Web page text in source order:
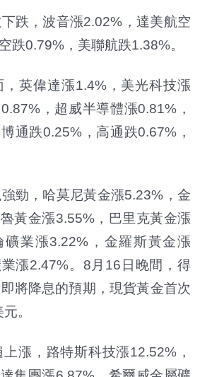
跌，波音漲2.02%，達美航空
跌0.79%，美聯航跌1.38%。
英偉達漲1.4%，美光科技漲
，超威半導體漲0.81%，
通跌0.25%，高通跌0.67%，
勁，哈莫尼黃金漲5.23%，金
黃金漲3.55%，巴里克黃金漲
礦業漲3.22%，金羅斯黃金漲
漲2.47%。8月16日晚間，得
將降息的預期，現貨黃金首次
。
漲，路特斯科技漲12.52%，